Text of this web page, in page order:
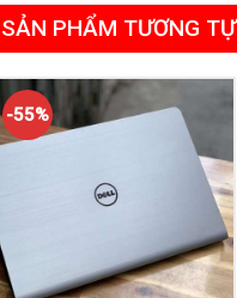
SẢN PHẨM TƯƠNG TỰ
-55%